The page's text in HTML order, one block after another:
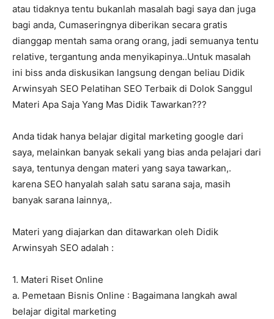
atau tidaknya tentu bukanlah masalah bagi saya dan juga
bagi anda, Cumaseringnya diberikan secara gratis
dianggap mentah sama orang orang, jadi semuanya tentu
relative, tergantung anda menyikapinya..Untuk masalah
ini biss anda diskusikan langsung dengan beliau Didik
Arwinsyah SEO Pelatihan SEO Terbaik di Dolok Sanggul
Materi Apa Saja Yang Mas Didik Tawarkan???
Anda tidak hanya belajar digital marketing google dari
saya, melainkan banyak sekali yang bias anda pelajari dari
saya, tentunya dengan materi yang saya tawarkan,.
karena SEO hanyalah salah satu sarana saja, masih
banyak sarana lainnya,.
Materi yang diajarkan dan ditawarkan oleh Didik
Arwinsyah SEO adalah :
1. Materi Riset Online
a. Pemetaan Bisnis Online : Bagaimana langkah awal
belajar digital marketing